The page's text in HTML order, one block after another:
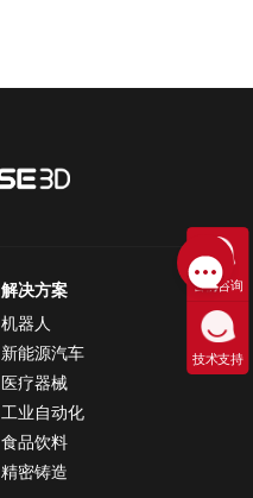
解决方案
机器人
新能源汽车
医疗器械
工业自动化
食品饮料
精密铸造
售前咨询
技术支持